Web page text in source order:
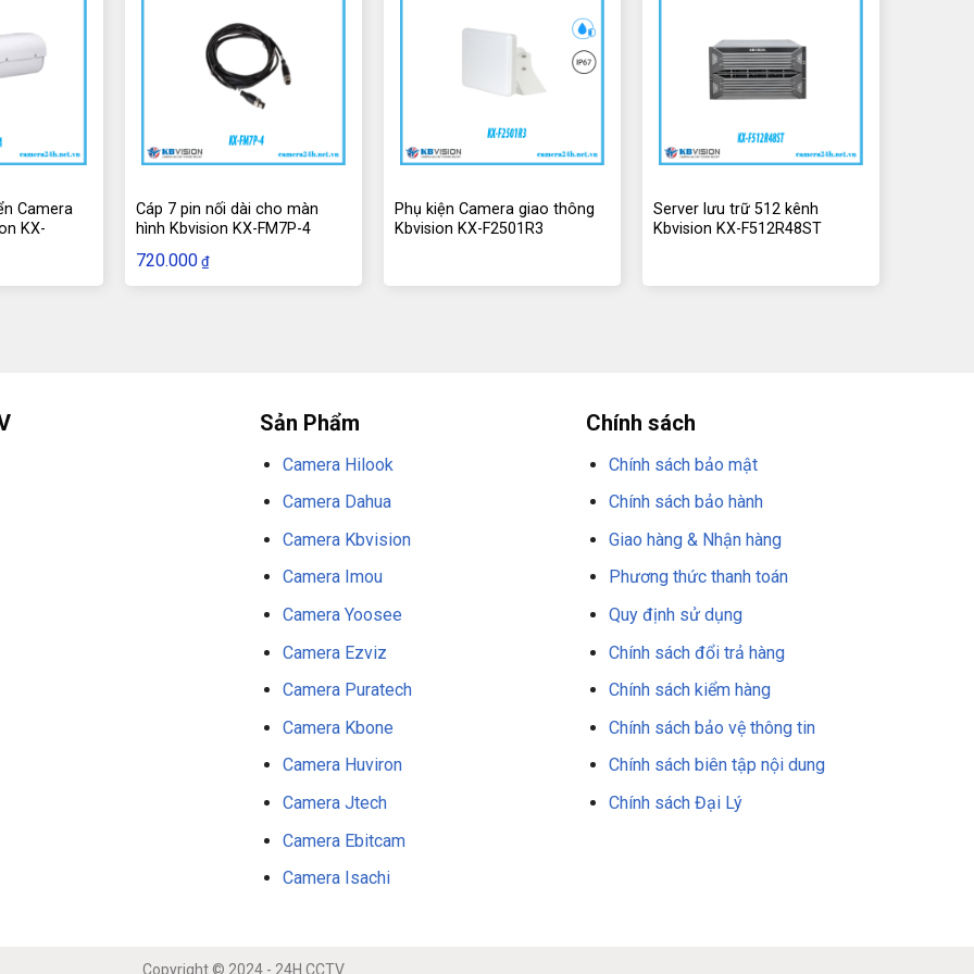
ta gửi gắm sứ mệnh này cho hãngSử
cáp mang LAN, cho phép người dùng
thông qua ứng dụng Yoosee trên
Yoosee sử dụng công nghệ IP
bảo mật và giám sát đáng tin cậy, giúp
trời 12V 7Acó giá
kiện được xem là một lựa chọn xuất sắc
biệt chất liệu vỏ nhựa ABS có độ bền
này không chỉ ổn định điện áp đầu
bảo tính ổn định và bền bỉ trong mọi
hứa hẹn đáp ứng đầy đủ nhu cầu của
Camera
KX-
Cáp 7 pin nối dài cho màn
hình Kbvision KX-FM7P-4
720.000 ₫
Phụ kiện Camera giao thông
Kbvision KX-F2501R3
Server lưu trữ 512 kênh
Kbvision KX-F512R48ST
Sản Phẩm
Camera Hilook
Camera Dahua
Camera Kbvision
Camera Imou
Camera Yoosee
Camera Ezviz
Camera Puratech
Camera Kbone
Camera Huviron
Camera Jtech
Camera Ebitcam
Camera Isachi
Chính sách
Chính sách bảo mật
Chính sách bảo hành
Giao hàng & Nhận hàng
Phương thức thanh toán
Quy định sử dụng
Chính sách đổi trả hàng
Chính sách kiểm hàng
Chính sách bảo vệ thông tin
Chính sách biên tập nội dung
Chính sách Đại Lý
Copyright © 2024 - 24H CCTV